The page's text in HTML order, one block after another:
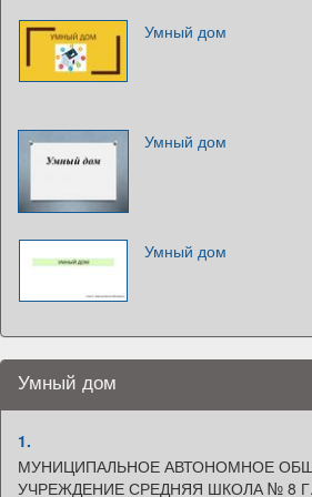
Умный дом
Умный дом
Умный дом
Умный дом
1.
МУНИЦИПАЛЬНОЕ АВТОНОМНОЕ
УЧРЕЖДЕНИЕ СРЕДНЯЯ ШКОЛА № 8